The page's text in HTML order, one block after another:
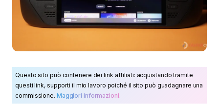
Questo sito può contenere dei link affiliati: acquistando tramite
questi link, supporti il mio lavoro poiché il sito può guadagnare una
commissione. Maggiori informazioni.